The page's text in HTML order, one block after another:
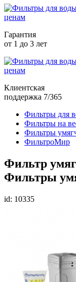
Гарантия
от 1 до 3 лет
Клиентская
поддержка 7/365
Фильтры для
Фильтры на
Фильтры
ФильтроМир
Фильтр
Фильтры
id: 10335